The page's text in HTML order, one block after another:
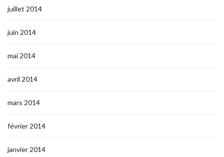
juillet 2014
juin 2014
mai 2014
avril 2014
mars 2014
février 2014
janvier 2014